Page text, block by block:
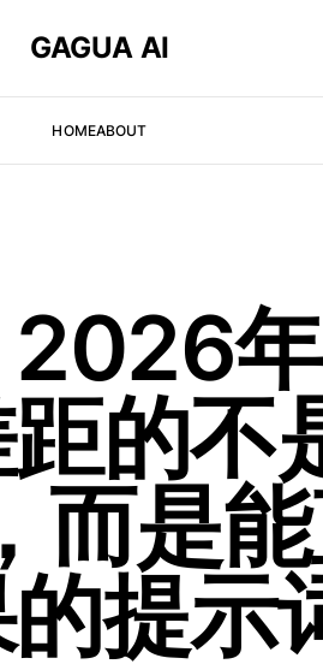
GAGUA AI
HOMEABOUT
2026
的不
而是
提示